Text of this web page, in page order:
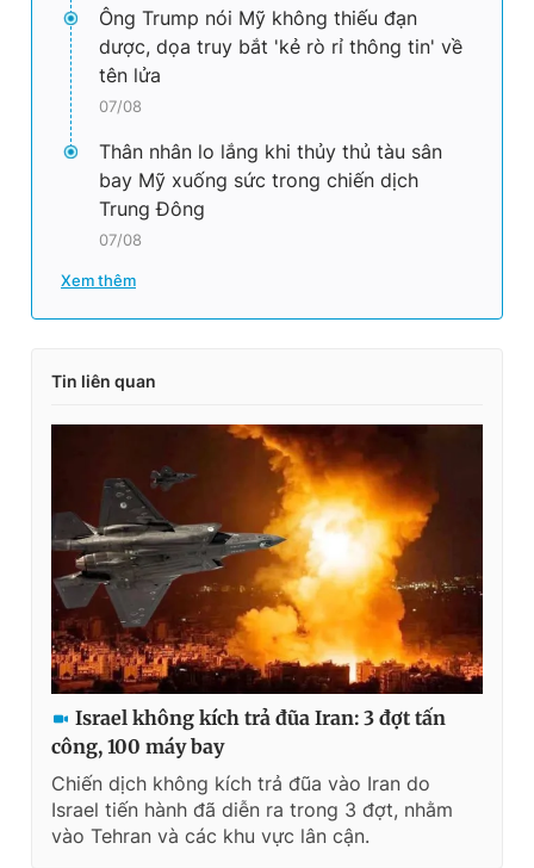
Ông Trump nói Mỹ không thiếu đạn
dược, dọa truy bắt 'kẻ rò rỉ thông tin' về
tên lửa
07/08
Thân nhân lo lắng khi thủy thủ tàu sân
bay Mỹ xuống sức trong chiến dịch
Trung Đông
07/08
Xem thêm
Tin liên quan
Israel không kích trả đũa Iran: 3 đợt tấn
công, 100 máy bay
Chiến dịch không kích trả đũa vào Iran do
Israel tiến hành đã diễn ra trong 3 đợt, nhằm
vào Tehran và các khu vực lân cận.